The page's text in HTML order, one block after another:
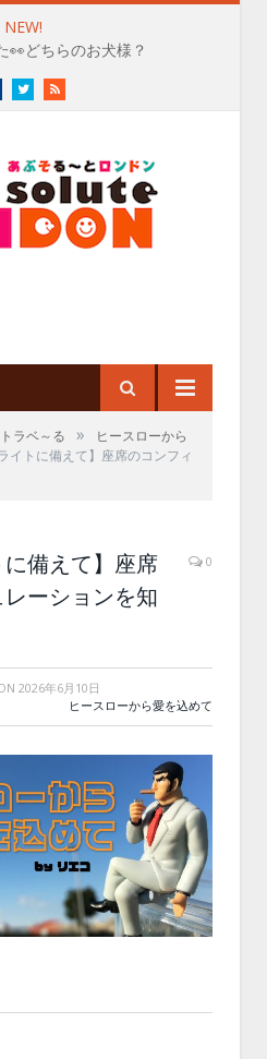
NEW!
👀どちらのお犬様？
TwitterRSS
トラベ～る »
ヒースローから
イトに備えて】座席のコンフィ
に備えて】座席
ーションを知
0
2026年6月10日
ヒースローから愛を込めて